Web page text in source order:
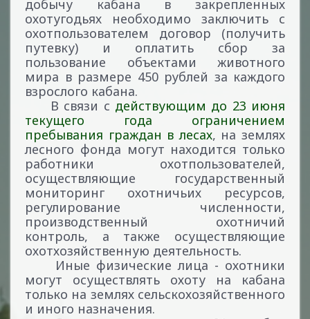
добычу кабана в закрепленных
охотугодьях необходимо заключить с
охотпользователем договор (получить
путевку) и оплатить сбор за
пользование объектами животного
мира в размере 450 рублей за каждого
взрослого кабана.
В связи с действующим до 23 июня
текущего года ограничением
пребывания граждан в лесах, на землях
лесного фонда могут находится только
работники охотпользователей,
осуществляющие государственный
мониторинг охотничьих ресурсов,
регулирование численности,
производственный охотничий
контроль, а также осуществляющие
охотхозяйственную деятельность.
Иные физические лица - охотники
могут осуществлять охоту на кабана
только на землях сельскохозяйственного
и иного назначения.